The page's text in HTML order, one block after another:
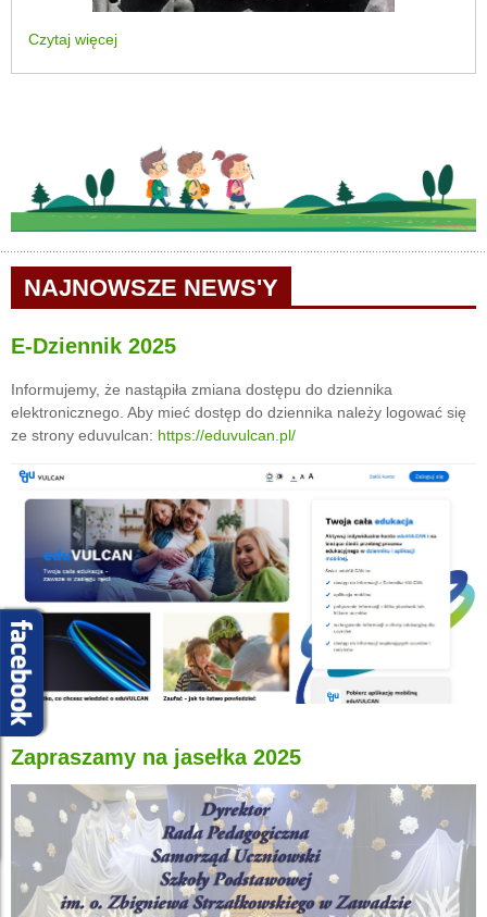
Czytaj więcej
NAJNOWSZE NEWS'Y
E-Dziennik 2025
Informujemy, że nastąpiła zmiana dostępu do dziennika
elektronicznego. Aby mieć dostęp do dziennika należy logować się
ze strony eduvulcan: https://eduvulcan.pl/
Zapraszamy na jasełka 2025